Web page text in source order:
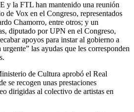
y la FTL han mantenido una reunión
de Vox en el Congreso, representados
Chamorro, entre otros; y un
diputado por UPN en el Congreso,
apoyos para instar al gobierno a
las ayudas que les corresponden
de Cultura aprobó el Real
se recogen unas prestaciones
dirigidas al colectivo de artistas en